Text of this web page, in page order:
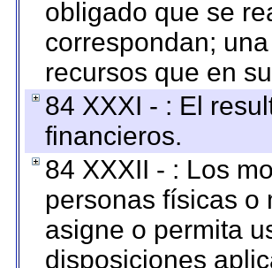
obligado que se
correspondan;
recursos que en
84 XXXI - : El
financieros.
84 XXXII - : Los
personas físicas o
asigne o permita
disposiciones